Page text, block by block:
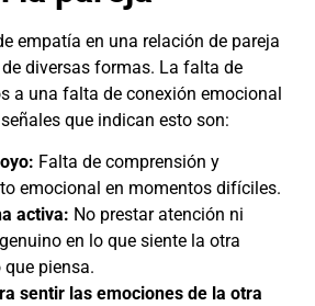
empatía en una relación de pareja
diversas formas. La falta de
a una falta de conexión emocional
que indican esto son:
Falta de comprensión y
emocional en momentos difíciles.
activa: No prestar atención ni
en lo que siente la otra
piensa.
sentir las emociones de la otra